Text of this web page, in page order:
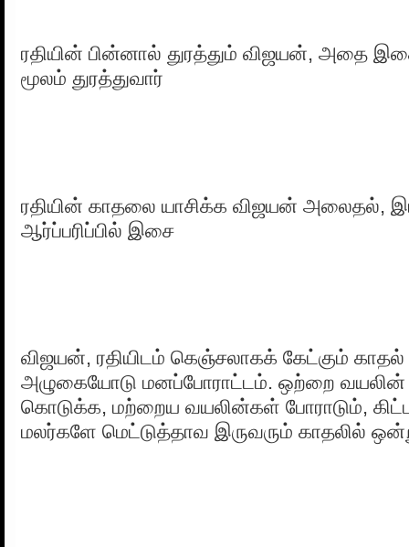
ரதியின் பின்னால் துரத்தும் விஜயன், அதை
மூலம் துரத்துவார்
ரதியின் காதலை யாசிக்க விஜயன் அலைதல்,
ஆர்ப்பரிப்பில் இசை
விஜயன், ரதியிடம் கெஞ்சலாகக் கேட்கும்
அழுகையோடு மனப்போராட்டம். ஒற்றை
கொடுக்க, மற்றைய வயலின்கள் போராடும்,
மலர்களே மெட்டுத்தாவ இருவரும் காதலில்